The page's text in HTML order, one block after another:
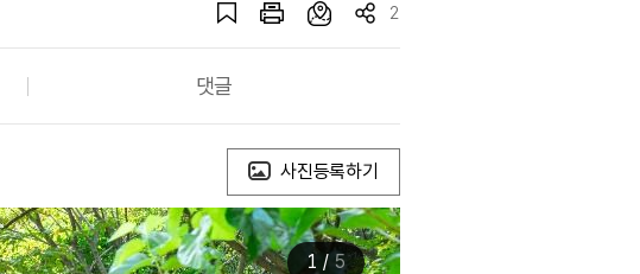
2
댓글
사진등록하기
1 / 5